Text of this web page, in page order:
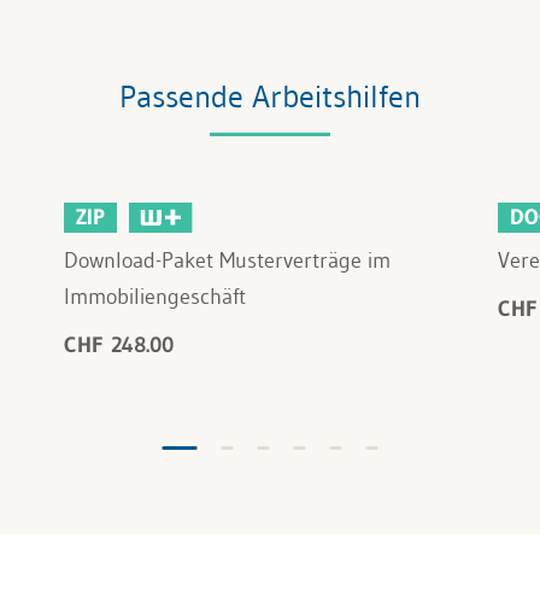
Passende Arbeitshilfen
ZIP
Download-Paket Musterverträge im
Immobiliengeschäft
CHF 248.00